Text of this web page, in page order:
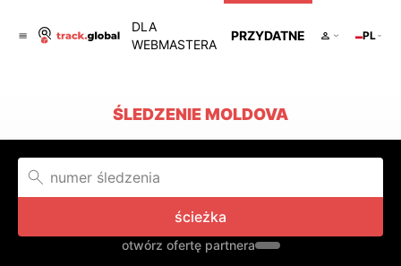
DLA
WEBMASTERA
PRZYDATNE PL
ŚLEDZENIE MOLDOVA
ścieżka
otwórz ofertę partnera